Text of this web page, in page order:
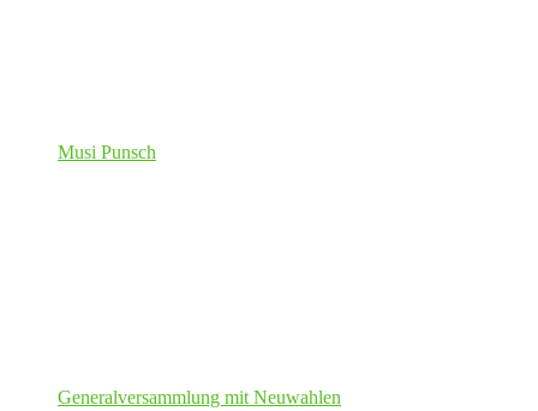
Musi Punsch
Generalversammlung mit Neuwahlen